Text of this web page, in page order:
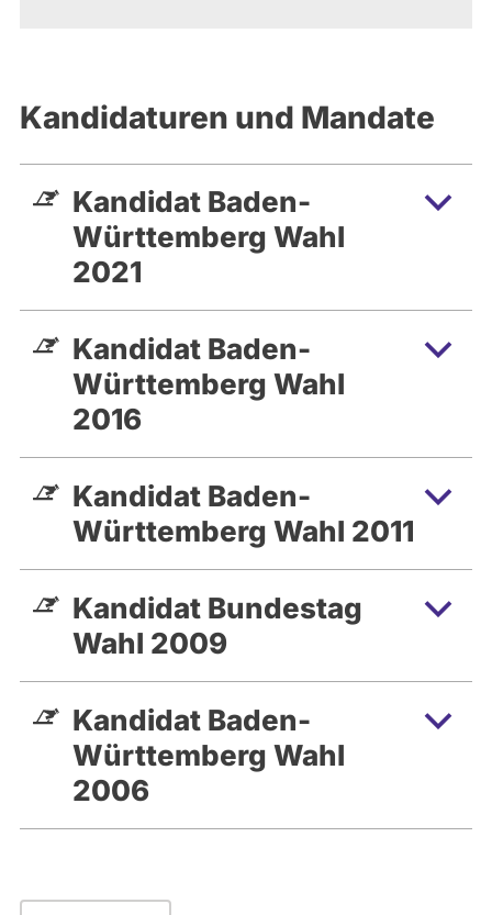
Kandidaturen und Mandate
Kandidat Baden-
Württemberg Wahl
2021
Kandidat Baden-
Württemberg Wahl
2016
Kandidat Baden-
Württemberg Wahl 2011
Kandidat Bundestag
Wahl 2009
Kandidat Baden-
Württemberg Wahl
2006